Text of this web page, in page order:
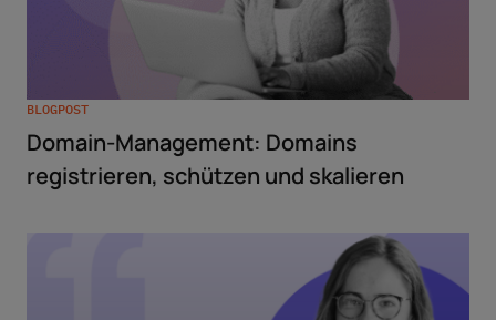
BLOGPOST
Domain-Management: Domains
registrieren, schützen und skalieren